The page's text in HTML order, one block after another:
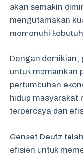
akan semakin
mengutamakan
memenuhi
Dengan demikian,
untuk memainkan
pertumbuhan
hidup masyarakat
terpercaya dan
Genset Deutz
efisien untuk